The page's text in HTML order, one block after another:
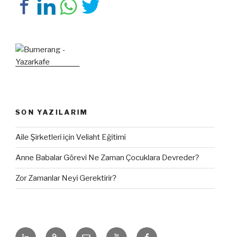
SON YAZILARIM
Aile Şirketleri için Veliaht Eğitimi
Anne Babalar Görevi Ne Zaman Çocuklara Devreder?
Zor Zamanlar Neyi Gerektirir?
LinkedInYazar E- Youtube Facebook